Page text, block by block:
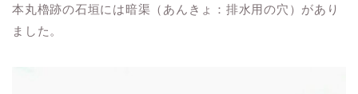
本丸櫓跡の石垣には暗渠（あんきょ：排水用の穴）があり
ました。